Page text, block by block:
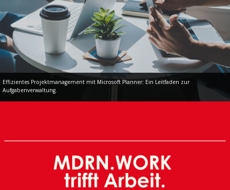
Effizientes Projektmanagement mit Microsoft Planner: Ein Leitfaden zur
Aufgabenverwaltung.